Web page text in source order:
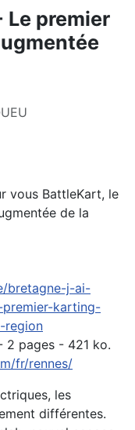
Le premier
vous BattleKart, le
de la
bretagne-j-ai-
karting-
region
2 pages - 421 ko.
fr/rennes/
les
différentes.